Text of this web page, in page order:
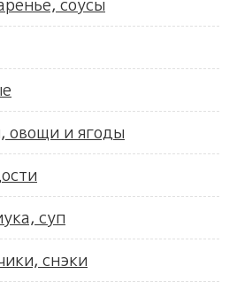
соусы
овощи и ягоды
суп
снэки